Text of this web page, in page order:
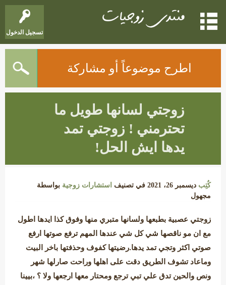
تسجيل الدخول
اطرح موضوعاً أو مشاركة
زوجتي لسانها طويل ما
تحترمني ! زوجتي تمد
يدها ايش الحل!
كُتِب ديسمبر 26، 2021 في تصنيف استشارات زوجية بواسطة
مجهول